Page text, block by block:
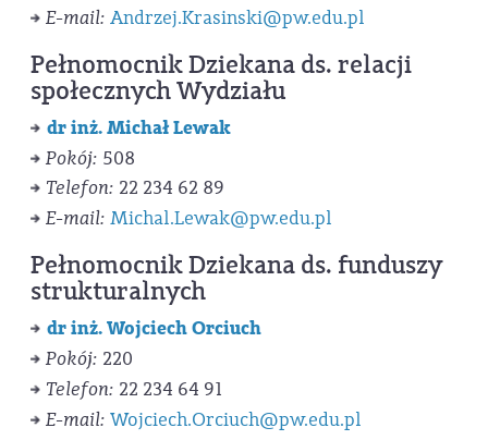
E-mail: Andrzej.Krasinski@pw.edu.pl
Pełnomocnik Dziekana ds. relacji
społecznych Wydziału
dr inż. Michał Lewak
Pokój: 508
Telefon: 22 234 62 89
E-mail: Michal.Lewak@pw.edu.pl
Pełnomocnik Dziekana ds. funduszy
strukturalnych
dr inż. Wojciech Orciuch
Pokój: 220
Telefon: 22 234 64 91
E-mail: Wojciech.Orciuch@pw.edu.pl